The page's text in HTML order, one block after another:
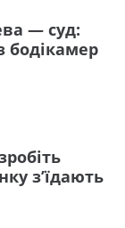
— суд:
бодікамер
з’їдають